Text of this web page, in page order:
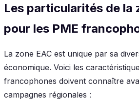
Les particularités de la
pour les PME
La zone EAC est unique par sa
économique. Voici les
francophones doivent connaître
campagnes régionales :